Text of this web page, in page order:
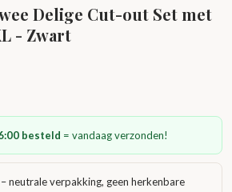
Delige Cut-out Set met
- Zwart
besteld = vandaag verzonden!
– neutrale verpakking, geen herkenbare